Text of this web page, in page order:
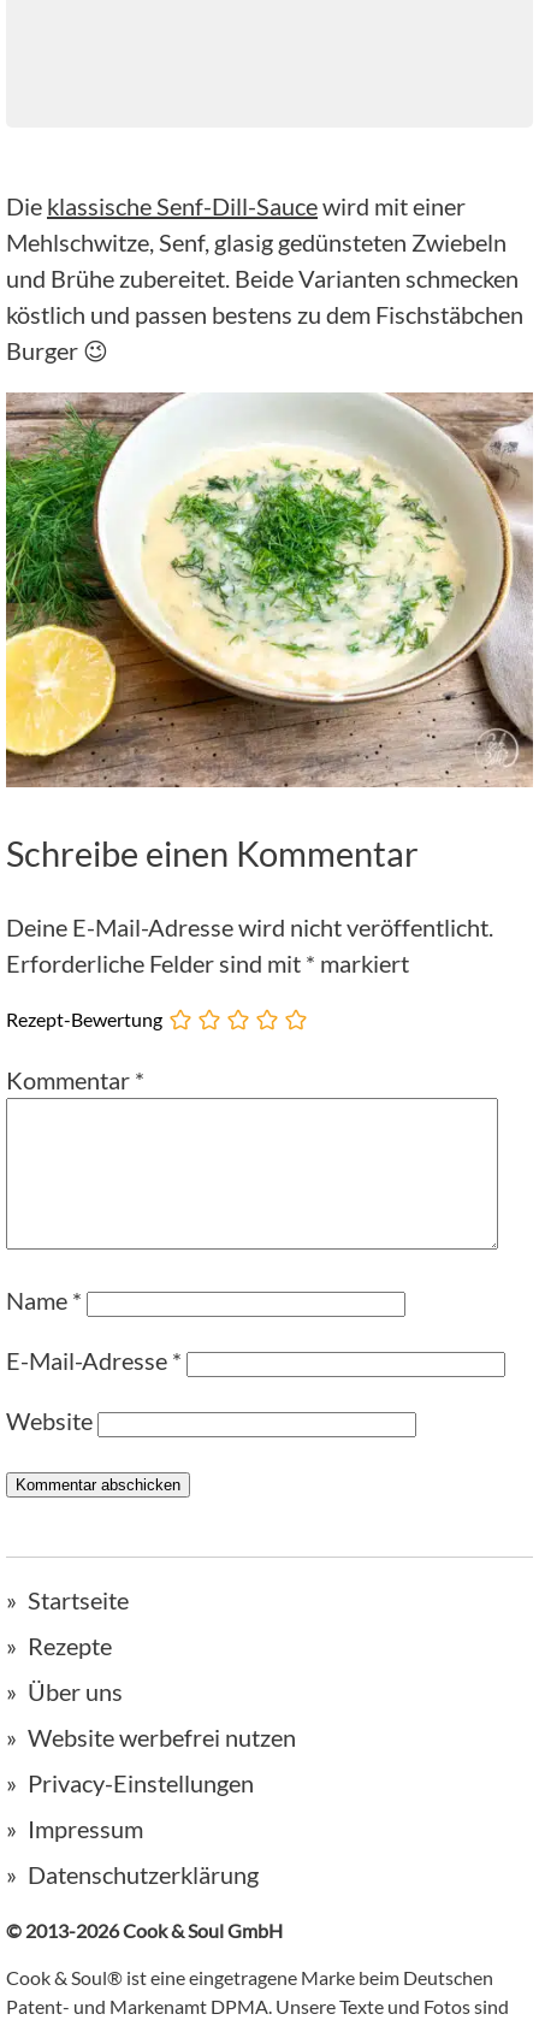
Die klassische Senf-Dill-Saucewird mit einer
Mehlschwitze, Senf, glasig gedünsteten Zwiebeln
und Brühe zubereitet. Beide Varianten schmecken
köstlich und passen bestens zu dem Fischstäbchen
Burger 😉
Schreibe einen Kommentar
Deine E-Mail-Adresse wird nicht veröffentlicht.
Erforderliche Felder sind mit * markiert
Rezept-Bewertung
Kommentar *
Name *
E-Mail-Adresse *
Website
Startseite
Rezepte
Über uns
Website werbefrei nutzen
Privacy-Einstellungen
Impressum
Datenschutzerklärung
© 2013-2026 Cook & Soul GmbH
Cook & Soul® ist eine eingetragene Marke beim Deutschen
Patent- und Markenamt DPMA. Unsere Texte und Fotos sind